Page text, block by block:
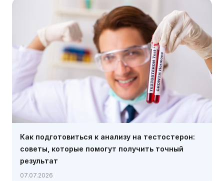
Как подготовиться к анализу на тестостерон:
советы, которые помогут получить точный
результат
07.07.2026